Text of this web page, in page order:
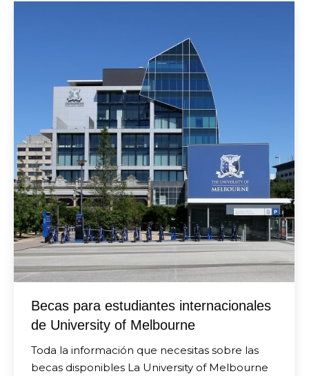
Becas para estudiantes internacionales
de University of Melbourne
Toda la información que necesitas sobre las
becas disponibles La University of Melbourne